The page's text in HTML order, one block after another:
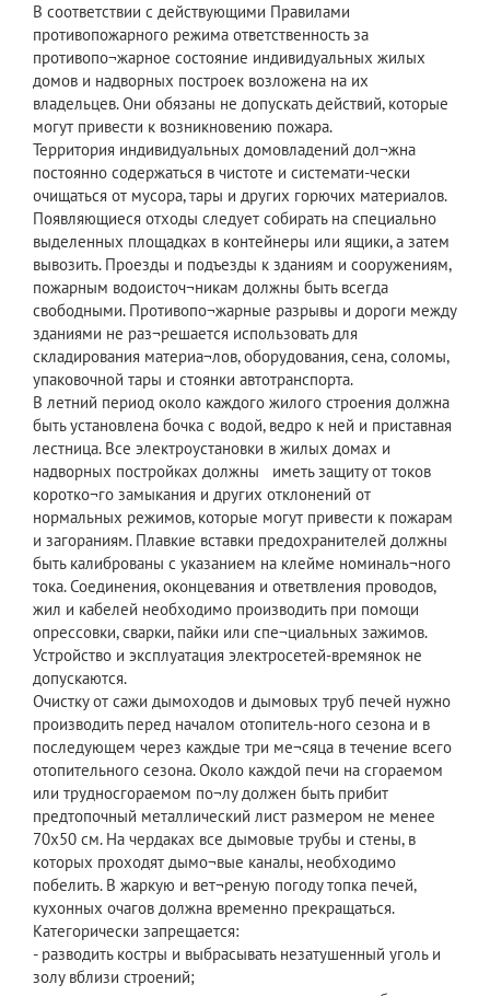
В соответствии с действующими Правилами
противопожарного режима ответственность за
противопо¬жарное состояние индивидуальных жилых
домов и надворных построек возложена на их
владельцев. Они обязаны не допускать действий, которые
могут привести к возникновению пожара.
Территория индивидуальных домовладений дол¬жна
постоянно содержаться в чистоте и системати-чески
очищаться от мусора, тары и других горючих материалов.
Появляющиеся отходы следует собирать на специально
выделенных площадках в контейнеры или ящики, а затем
вывозить. Проезды и подъезды к зданиям и сооружениям,
пожарным водоисточ¬никам должны быть всегда
свободными. Противопо¬жарные разрывы и дороги между
зданиями не раз¬решается использовать для
складирования материа¬лов, оборудования, сена, соломы,
упаковочной тары и стоянки автотранспорта.
В летний период около каждого жилого строения должна
быть установлена бочка с водой, ведро к ней и приставная
лестница. Все электроустановки в жилых домах и
надворных постройках должны иметь защиту от токов
коротко¬го замыкания и других отклонений от
нормальных режимов, которые могут привести к пожарам
и загораниям. Плавкие вставки предохранителей должны
быть калиброваны с указанием на клейме номиналь¬ного
тока. Соединения, оконцевания и ответвления проводов,
жил и кабелей необходимо производить при помощи
опрессовки, сварки, пайки или спе¬циальных зажимов.
Устройство и эксплуатация электросетей-времянок не
допускаются.
Очистку от сажи дымоходов и дымовых труб печей нужно
производить перед началом отопитель-ного сезона и в
последующем через каждые три ме¬сяца в течение всего
отопительного сезона. Около каждой печи на сгораемом
или трудносгораемом по¬лу должен быть прибит
предтопочный металлический лист размером не менее
70х50 см. На чердаках все дымовые трубы и стены, в
которых проходят дымо¬вые каналы, необходимо
побелить. В жаркую и вет¬реную погоду топка печей,
кухонных очагов должна временно прекращаться.
Категорически запрещается:
- разводить костры и выбрасывать незатушенный уголь и
золу вблизи строений;